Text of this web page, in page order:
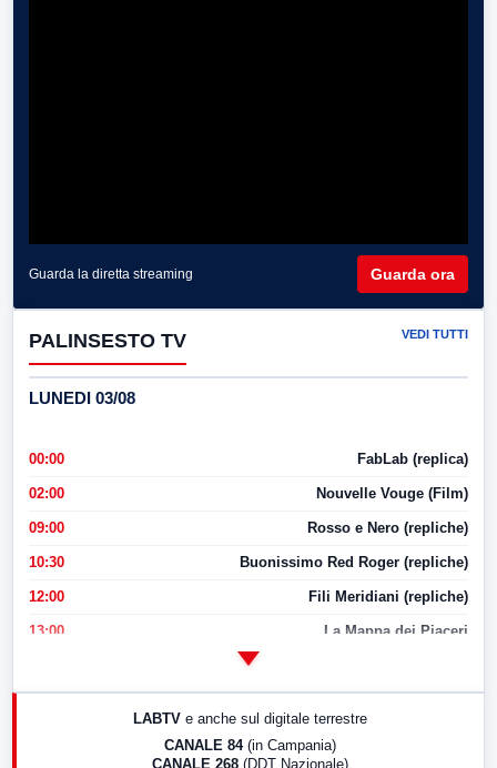
Guarda la diretta streaming Guarda ora
PALINSESTO TV VEDI TUTTI
LUNEDI 03/08
00:00 FabLab (replica)
02:00 Nouvelle Vouge (Film)
09:00 Rosso e Nero (repliche)
10:30 Buonissimo Red Roger (repliche)
12:00 Fili Meridiani (repliche)
13:00 La Mappa dei Piaceri
LABTV e anche sul digitale terrestre
CANALE 84 (in Campania)
CANALE 268 (DDT Nazionale)